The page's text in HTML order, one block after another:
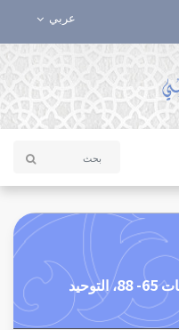
عربي
الدرس : 6 - سورة ص - تفسير الآيات 65- 88، التوحيد